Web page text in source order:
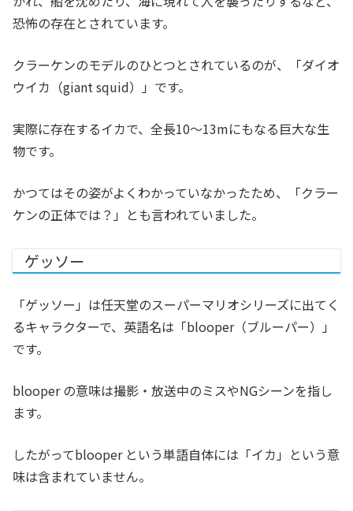
恐怖の存在とされています。
クラーケンのモデルのひとつとされているのが、「ダイオ
ウイカ（giant squid）」です。
実際に存在するイカで、全長10〜13mにもなる巨大な生
物です。
かつてはその姿がよくわかっていなかったため、「クラー
ケンの正体では？」とも言われていました。
ゲッソー
「ゲッソー」は任天堂のスーパーマリオシリーズに出てく
るキャラクターで、英語名は「blooper（ブルーパー）」
です。
blooper の意味は撮影・放送中のミスやNGシーンを指し
ます。
したがってblooper という単語自体には「イカ」という意
味は含まれていません。